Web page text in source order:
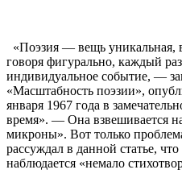
«Поэзия — вещь уникальная,
говоря фигурально, каждый
индивидуальное событие, —
«Масштабность поэзии»,
января 1967 года в
время». — Она взвешивается
микроны». Вот только
рассуждал в данной статье,
наблюдается «немало